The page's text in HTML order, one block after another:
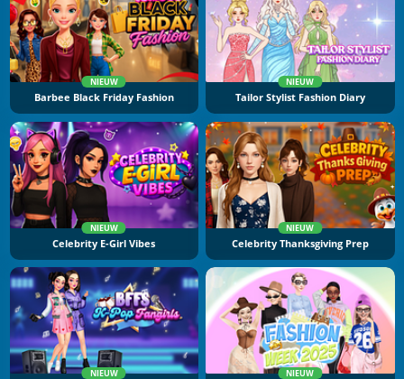
NIEUW
Barbee Black Friday Fashion
NIEUW
Tailor Stylist Fashion Diary
NIEUW
Celebrity E-Girl Vibes
NIEUW
Celebrity Thanksgiving Prep
NIEUW NIEUW